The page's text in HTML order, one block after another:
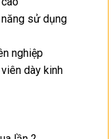
sử dụng
nghiệp
dày kinh